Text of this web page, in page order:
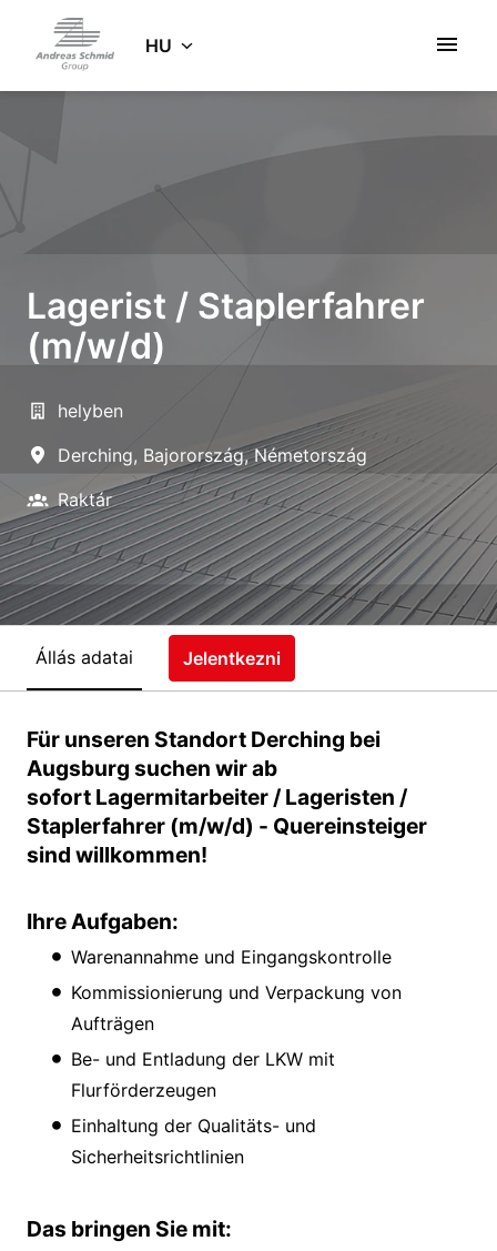
tartalomhoz
Kezdőlap HU
Lagerist / Staplerfahrer
(m/w/d)
helyben
Derching, Bajorország, Németország
Raktár
Állás adatai Jelentkezni
Für unseren Standort Derching bei
Augsburg suchen wir ab
sofort Lagermitarbeiter / Lageristen /
Staplerfahrer (m/w/d) - Quereinsteiger
sind willkommen!
Ihre Aufgaben:
Warenannahme und Eingangskontrolle
Kommissionierung und Verpackung von
Aufträgen
Be- und Entladung der LKW mit
Flurförderzeugen
Einhaltung der Qualitäts- und
Sicherheitsrichtlinien
Das bringen Sie mit: